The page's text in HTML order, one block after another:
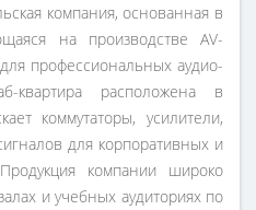
компания, основанная в
на производстве AV-
профессиональных аудио-
квартира расположена в
коммутаторы, усилители,
для корпоративных и
компании широко
и учебных аудиториях по